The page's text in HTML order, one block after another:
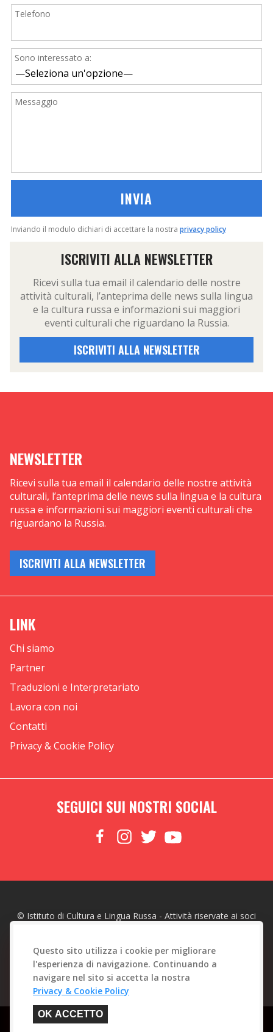
Telefono
Sono interessato a:
Messaggio
Inviando il modulo dichiari di accettare la nostra privacy policy
ISCRIVITI ALLA NEWSLETTER
Ricevi sulla tua email il calendario delle nostre
attività culturali, l’anteprima delle news sulla lingua
e la cultura russa e informazioni sui maggiori
eventi culturali che riguardano la Russia.
ISCRIVITI ALLA NEWSLETTER
NEWSLETTER
Ricevi sulla tua email il calendario delle nostre attività
culturali, l’anteprima delle news sulla lingua e la cultura
russa e informazioni sui maggiori eventi culturali che
riguardano la Russia.
ISCRIVITI ALLA NEWSLETTER
LINK
Chi siamo
Partner
Traduzioni e Interpretariato
Lavora con noi
Contatti
Privacy & Cookie Policy
SEGUICI SUI NOSTRI SOCIAL
© Istituto di Cultura e Lingua Russa - Attività riservate ai soci
Questo sito è protetto da reCAPTCHA. Sono applicate la
Termini di Serviziodi Google.
Questo sito utilizza i cookie per migliorare
l'esperienza di navigazione. Continuando a
navigare nel sito si accetta la nostra
Privacy & Cookie Policy
OK ACCETTO